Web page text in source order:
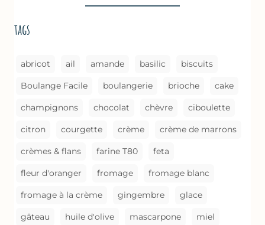
LA
tags
abricot ail amande basilic biscuits
Boulange Facile boulangerie brioche cake
champignons chocolat chèvre ciboulette
citron courgette crème crème de marrons
crèmes & flans farine T80 feta
fleur d'oranger fromage fromage blanc
fromage à la crème gingembre glace
gâteau huile d'olive mascarpone miel